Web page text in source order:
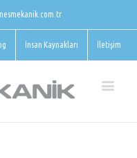
İnsan Kaynakları İletişim